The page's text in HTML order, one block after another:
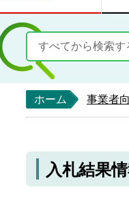
ホーム 事業者
入札結果